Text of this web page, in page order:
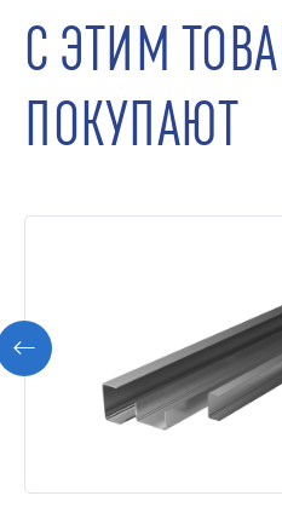
С ЭТИМ
ПОКУПАЮТ